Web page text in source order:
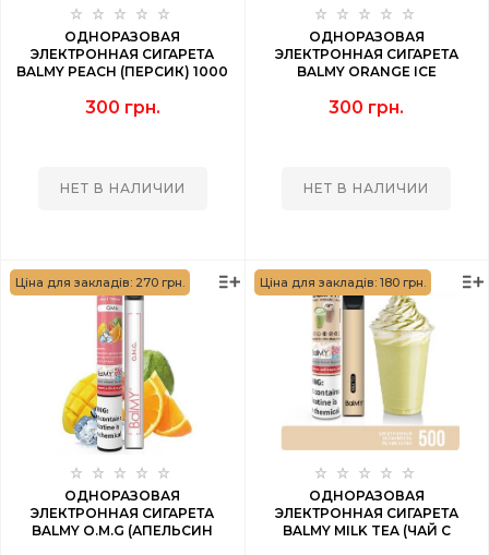
ОДНОРАЗОВАЯ
ЭЛЕКТРОННАЯ СИГАРЕТА
BALMY PEACH (ПЕРСИК) 1000
300 грн.
НЕТ В НАЛИЧИИ
ОДНОРАЗОВАЯ
ЭЛЕКТРОННАЯ СИГАРЕТА
BALMY ORANGE ICE
300 грн.
НЕТ В НАЛИЧИИ
Ціна для закладів: 270 грн.
ОДНОРАЗОВАЯ
ЭЛЕКТРОННАЯ СИГАРЕТА
BALMY O.M.G (АПЕЛЬСИН
Ціна для закладів: 180 грн.
ОДНОРАЗОВАЯ
ЭЛЕКТРОННАЯ СИГАРЕТА
BALMY MILK TEA (ЧАЙ С